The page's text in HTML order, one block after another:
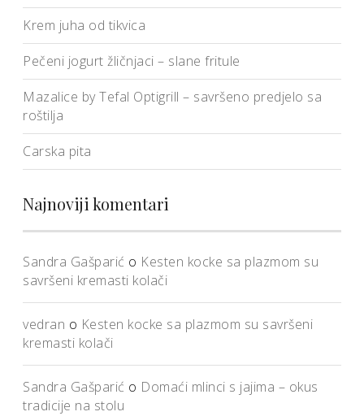
Krem juha od tikvica
Pečeni jogurt žličnjaci – slane fritule
Mazalice by Tefal Optigrill – savršeno predjelo sa
roštilja
Carska pita
Najnoviji komentari
Sandra Gašparić o Kesten kocke sa plazmom su
savršeni kremasti kolači
vedran o Kesten kocke sa plazmom su savršeni
kremasti kolači
Sandra Gašparić o Domaći mlinci s jajima – okus
tradicije na stolu